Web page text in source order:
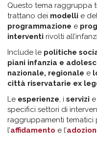
analisi
pr
e
Questo tema raggruppa
trattano dei modelli e
programmazione e
interventi rivolti
Include le politiche
piani infanzia e
nazionale, regionale e
città riservatarie ex
Le esperienze, i servizi
specifici settori di
raggruppamenti tematici
l’affidamento e l’